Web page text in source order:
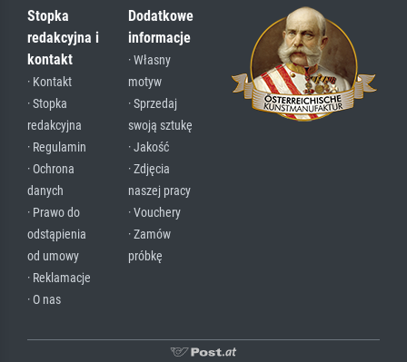
Stopka
redakcyjna i
kontakt
· Kontakt
· Stopka
redakcyjna
· Regulamin
· Ochrona
danych
· Prawo do
odstąpienia
od umowy
· Reklamacje
· O nas
Dodatkowe
informacje
· Własny
motyw
· Sprzedaj
swoją sztukę
· Jakość
· Zdjęcia
naszej pracy
· Vouchery
· Zamów
próbkę